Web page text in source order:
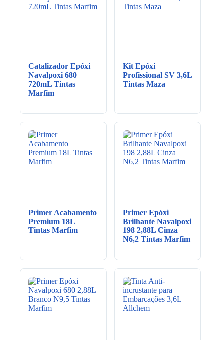
Catalizador Epóxi
Navalpoxi 680
720mL Tintas
Marfim
Kit Epóxi
Profissional SV 3,6L
Tintas Maza
Primer Acabamento
Premium 18L
Tintas Marfim
Primer Epóxi
Brilhante Navalpoxi
198 2,88L Cinza
N6,2 Tintas Marfim